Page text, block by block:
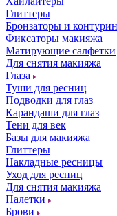
Глиттеры
Бронзаторы и
Фиксаторы макияжа
Матирующие салфетки
Для снятия макияжа
Глаза
Туши для ресниц
Подводки для глаз
Карандаши для глаз
Тени для век
Базы для макияжа
Глиттеры
Накладные ресницы
Уход для ресниц
Для снятия макияжа
Палетки
Брови